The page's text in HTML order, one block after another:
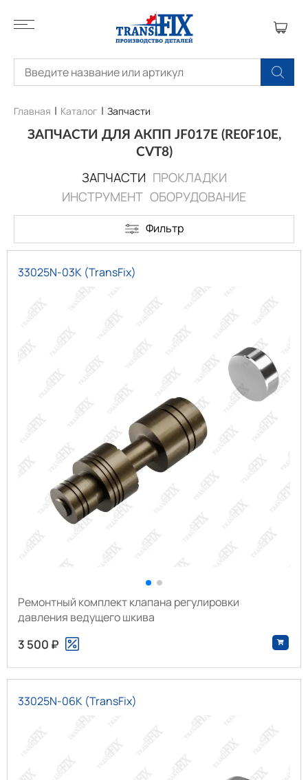
Главная Каталог Запчасти
ЗАПЧАСТИ ДЛЯ АКПП JF017E (RE0F10E,
CVT8)
ЗАПЧАСТИ ПРОКЛАДКИ
ИНСТРУМЕНТ ОБОРУДОВАНИЕ
Фильтр
33025N-03K (TransFix)
Ремонтный комплект клапана регулировки
давления ведущего шкива
3 500 ₽
33025N-06K (TransFix)